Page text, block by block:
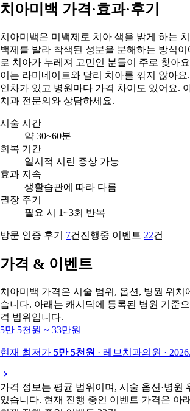
치아미백 가격·효과·후기
치아미백은 미백제로 치아 색을 밝게 하는
백제를 발라 착색된 성분을 분해하는 방식
로 치아가 누레져 고민인 분들이 주로 찾아
이는 라미네이트와 달리 치아를 깎지 않아요
인차가 있고 병원마다 가격 차이도 있어요.
치과 전문의와 상담하세요.
시술 시간
약 30~60분
회복 기간
일시적 시린 증상 가능
효과 지속
생활습관에 따라 다름
권장 주기
필요 시 1~3회 반복
방문 인증 후기 7건 진행중 이벤트 22건
가격 & 이벤트
치아미백 가격은 시술 범위, 옵션, 병원 위치
습니다. 아래는 캐시닥에 등록된 병원 기준
격 범위입니다.
5만 5천원 ~ 33만원
현재 최저가 5만 5천원 · 레브치과의원 ·
가격 정보는 평균 범위이며, 시술 옵션·병원
있습니다. 현재 진행 중인 이벤트 가격은 아